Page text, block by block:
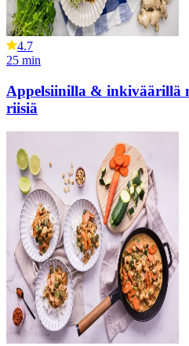
4.7
25 min
Appelsiinilla & inkiväärillä
riisiä